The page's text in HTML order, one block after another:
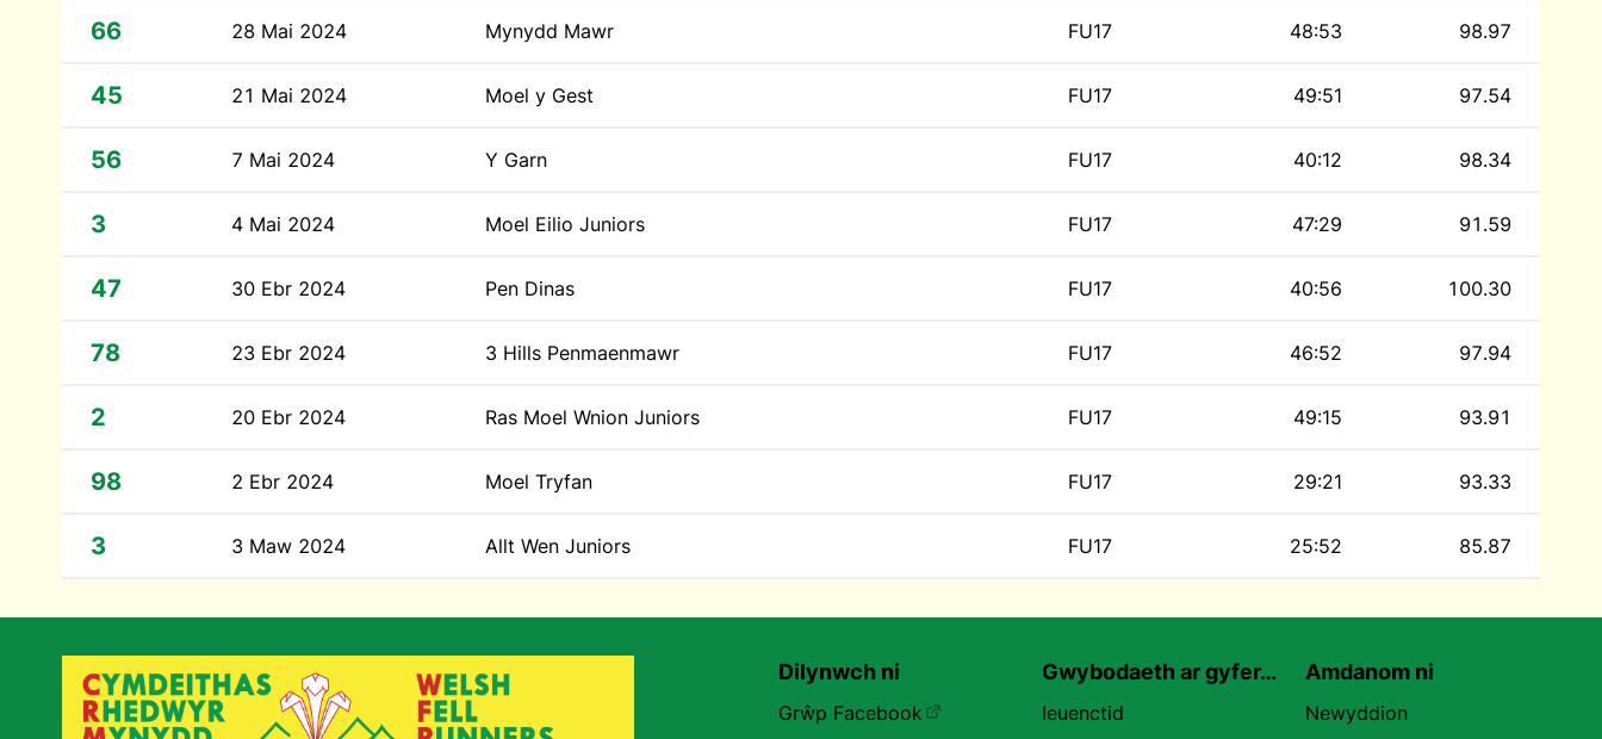
66 28 Mai 2024 Mynydd Mawr FU17 48:53 98.97
45 21 Mai 2024 Moel y Gest FU17 49:51 97.54
56 7 Mai 2024 Y Garn FU17 40:12 98.34
3 4 Mai 2024 Moel Eilio Juniors FU17 47:29 91.59
47 30 Ebr 2024 Pen Dinas FU17 40:56 100.30
78 23 Ebr 2024 3 Hills Penmaenmawr FU17 46:52 97.94
2 20 Ebr 2024 Ras Moel Wnion Juniors FU17 49:15 93.91
98 2 Ebr 2024 Moel Tryfan FU17 29:21 93.33
3 3 Maw 2024 Allt Wen Juniors FU17 25:52 85.87
Dilynwch ni
Grŵp Facebook
Gwybodaeth ar gyfer…
Ieuenctid
Amdanom ni
Newyddion